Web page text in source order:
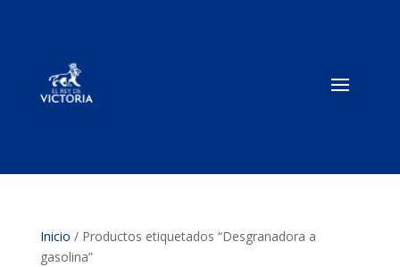
Inicio / Productos etiquetados “Desgranadora a
gasolina”